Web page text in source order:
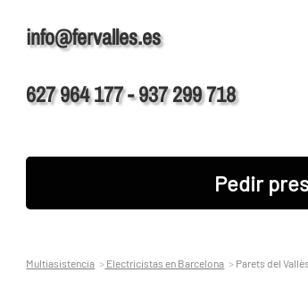
info@fervalles.es
627 964 177 - 937 299 718
Pedir
Multiasistencia Electricistas en Barcelona Parets del Vallès